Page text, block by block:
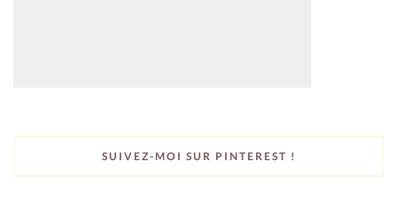
SUIVEZ-MOI SUR PINTEREST !